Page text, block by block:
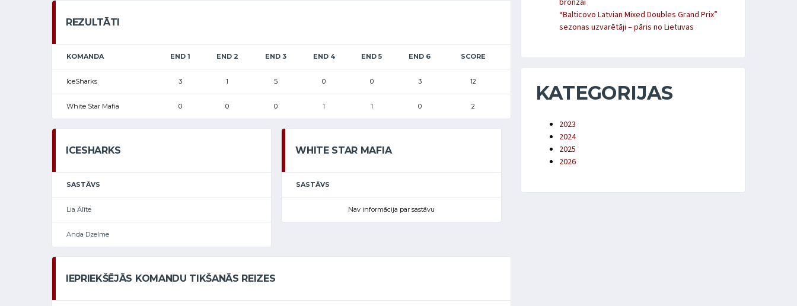
REZULTĀTI
KOMANDA END 1 END 2 END 3 END 4 END 5 END 6 SCORE
IceSharks 3 1 5 0 0 3 12
White Star Mafia 0 0 0 1 1 0 2
ICESHARKS
SASTĀVS
Lia Ālīte
Anda Dzelme
WHITE STAR MAFIA
SASTĀVS
Nav informācija par sastāvu
IEPRIEKŠĒJĀS KOMANDU TIKŠANĀS REIZES
bronzai
“Balticovo Latvian Mixed Doubles Grand Prix”
sezonas uzvarētāji – pāris no Lietuvas
KATEGORIJAS
2023
2024
2025
2026